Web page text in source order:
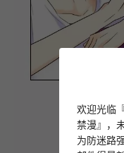
欢迎光临
禁漫』，
为防迷路